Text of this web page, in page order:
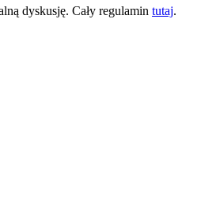
dyskusję. Cały regulamin tutaj.